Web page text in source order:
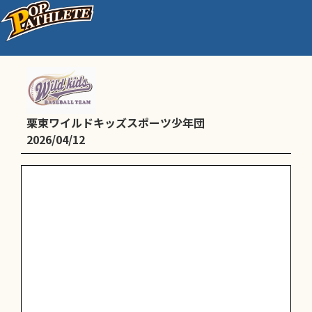
○C：練習〈治田西小学校〉
栗東ワイルドキッズスポーツ少年団
2026/04/12